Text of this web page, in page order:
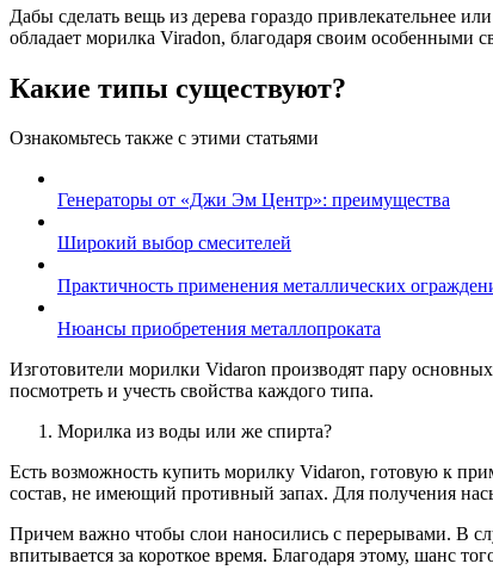
Дабы сделать вещь из дерева гораздо привлекательнее
обладает морилка Viradon, благодаря своим особенными
Какие типы существуют?
Ознакомьтесь также с этими статьями
Генераторы от «Джи Эм Центр»: преимущества
Широкий выбор смесителей
Практичность применения металлических
Нюансы приобретения металлопроката
Изготовители морилки Vidaron производят пару
посмотреть и учесть свойства каждого типа.
Морилка из воды или же спирта?
Есть возможность купить морилку Vidaron, готовую к
состав, не имеющий противный запах. Для получения
Причем важно чтобы слои наносились с перерывами. В
впитывается за короткое время. Благодаря этому, шанс